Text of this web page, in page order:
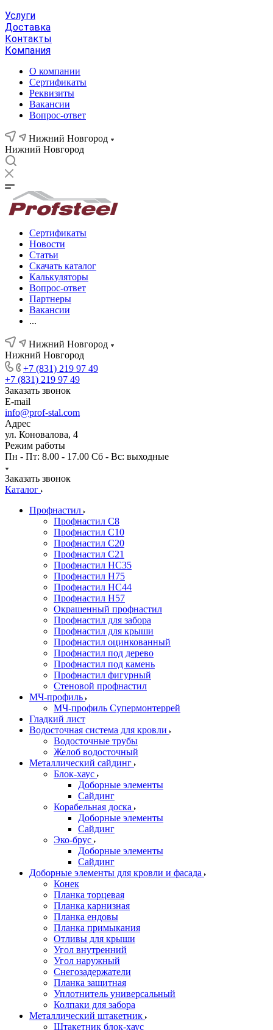
Услуги
Доставка
Контакты
Компания
О компании
Сертификаты
Реквизиты
Вакансии
Вопрос-ответ
Нижний Новгород
Нижний Новгород
Сертификаты
Новости
Статьи
Скачать каталог
Калькуляторы
Вопрос-ответ
Партнеры
Вакансии
...
Нижний Новгород
Нижний Новгород
+7 (831) 219 97 49
+7 (831) 219 97 49
Заказать звонок
E-mail
info@prof-stal.com
Адрес
ул. Коновалова, 4
Режим работы
Пн - Пт: 8.00 - 17.00 Сб - Вс: выходные
Заказать звонок
Каталог
Профнастил
Профнастил С8
Профнастил С10
Профнастил С20
Профнастил С21
Профнастил НС35
Профнастил Н75
Профнастил HC44
Профнастил Н57
Окрашенный профнастил
Профнастил для забора
Профнастил для крыши
Профнастил оцинкованный
Профнастил под дерево
Профнастил под камень
Профнастил фигурный
Стеновой профнастил
МЧ-профиль
МЧ-профиль Супермонтеррей
Гладкий лист
Водосточная система для кровли
Водосточные трубы
Желоб водосточный
Металлический сайдинг
Блок-хаус
Доборные элементы
Сайдинг
Корабельная доска
Доборные элементы
Сайдинг
Эко-брус
Доборные элементы
Сайдинг
Доборные элементы для кровли и фасада
Конек
Планка торцевая
Планка карнизная
Планка ендовы
Планка примыкания
Отливы для крыши
Угол внутренний
Угол наружный
Снегозадержатели
Планка защитная
Уплотнитель универсальный
Колпаки для забора
Металлический штакетник
Штакетник блок-хаус